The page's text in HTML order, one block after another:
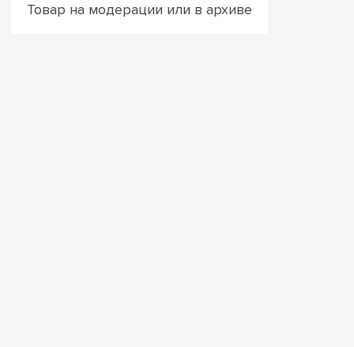
Товар на модерации или в архиве